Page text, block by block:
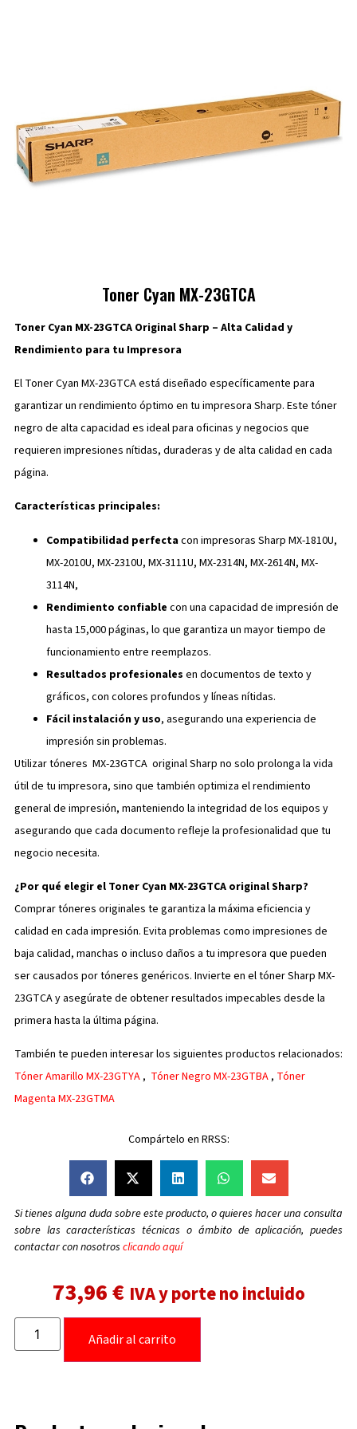
Toner Cyan MX-23GTCA
Toner Cyan MX-23GTCA Original Sharp – Alta Calidad y
Rendimiento para tu Impresora
El Toner Cyan MX-23GTCA está diseñado específicamente para
garantizar un rendimiento óptimo en tu impresora Sharp. Este tóner
negro de alta capacidad es ideal para oficinas y negocios que
requieren impresiones nítidas, duraderas y de alta calidad en cada
página.
Características principales:
Compatibilidad perfectacon impresoras Sharp MX-1810U,
MX-2010U, MX-2310U, MX-3111U, MX-2314N, MX-2614N, MX-
3114N,
Rendimiento confiable con una capacidad de impresión de
hasta 15,000 páginas, lo que garantiza un mayor tiempo de
funcionamiento entre reemplazos.
Resultados profesionales en documentos de texto y
gráficos, con colores profundos y líneas nítidas.
Fácil instalación y uso, asegurando una experiencia de
impresión sin problemas.
Utilizar tóneres MX-23GTCA original Sharp no solo prolonga la vida
útil de tu impresora, sino que también optimiza el rendimiento
general de impresión, manteniendo la integridad de los equipos y
asegurando que cada documento refleje la profesionalidad que tu
negocio necesita.
¿Por qué elegir el Toner Cyan MX-23GTCA original Sharp?
Comprar tóneres originales te garantiza la máxima eficiencia y
calidad en cada impresión. Evita problemas como impresiones de
baja calidad, manchas o incluso daños a tu impresora que pueden
ser causados por tóneres genéricos. Invierte en el tóner Sharp MX-
23GTCA y asegúrate de obtener resultados impecables desde la
primera hasta la última página.
También te pueden interesar los siguientes productos relacionados:
Tóner Amarillo MX-23GTYA, Tóner Negro MX-23GTBA, Tóner
Magenta MX-23GTMA
Compártelo en RRSS:
Si tienes alguna duda sobre este producto, o quieres hacer una consulta
sobre las características técnicas o ámbito de aplicación, puedes
contactar con nosotros clicando aquí
73,96€ IVA y porte no incluido
Añadir al carrito